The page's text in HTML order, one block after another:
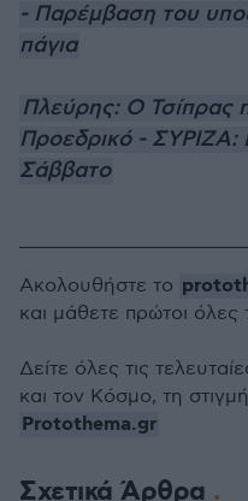
- Παρέμβαση του
πάγια
Πλεύρης: Ο Τσίπρας
Προεδρικό - ΣΥΡΙΖΑ:
Σάββατο
Σχετικά Άρθρα
Ακολουθήστε το
και μάθετε πρώτοι όλες
Δείτε όλες τις
και τον Κόσμο, τη
Protothema.gr